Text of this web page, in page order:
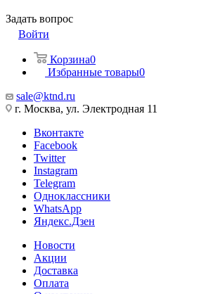
Задать вопрос
Войти
Корзина0
Избранные товары0
sale@ktnd.ru
г. Москва, ул. Электродная 11
Вконтакте
Facebook
Twitter
Instagram
Telegram
Одноклассники
WhatsApp
Яндекс.Дзен
Новости
Акции
Доставка
Оплата